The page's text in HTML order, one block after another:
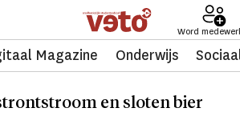
Word
Magazine Onderwijs
en sloten bier